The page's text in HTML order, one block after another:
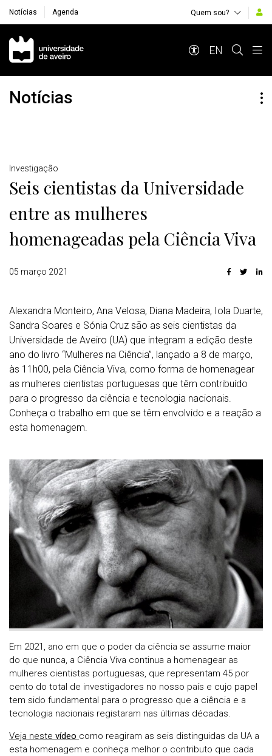
Notícias Agenda Quem sou?
Navegação Principal
EN
Notícias
Detalhes
Investigação
Seis cientistas da Universidade
entre as mulheres
homenageadas pela Ciência Viva
05 março 2021
Alexandra Monteiro, Ana Velosa, Diana Madeira, Iola Duarte,
Sandra Soares e Sónia Cruz são as seis cientistas da
Universidade de Aveiro (UA) que integram a edição deste
ano do livro “Mulheres na Ciência”, lançado a 8 de março,
às 11h00, pela Ciência Viva, como forma de homenagear
as mulheres cientistas portuguesas que têm contribuído
para o progresso da ciência e tecnologia nacionais.
Conheça o trabalho em que se têm envolvido e a reação a
esta homenagem.
Em 2021, ano em que o poder da ciência se assume maior
do que nunca, a Ciência Viva continua a homenagear as
mulheres cientistas portuguesas, que representam 45 por
cento do total de investigadores no nosso país e cujo papel
tem sido fundamental para o progresso que a ciência e a
tecnologia nacionais registaram nas últimas décadas.
Veja neste vídeo como reagiram as seis distinguidas da UA a
esta homenagem e conheça melhor o contributo que cada